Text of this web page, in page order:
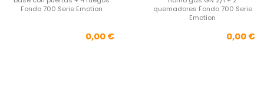
Fondo 700 Serie Emotion
Precio
0,00 €
quemadores Fondo 700 Serie
Emotion
0,00 €